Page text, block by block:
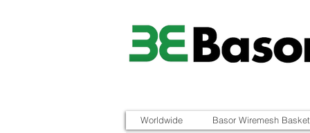
Worldwide Basor Wiremesh